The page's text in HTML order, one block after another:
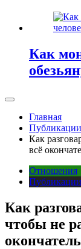
Как
Главная
Публикации
Как
всё
Отношения
Публикации
Как
чтобы не